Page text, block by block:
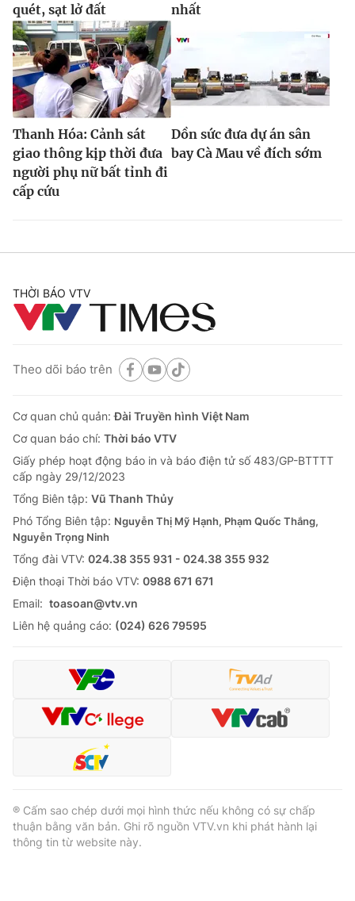
quét, sạt lở đất
nhất
Thanh Hóa: Cảnh sát
giao thông kịp thời đưa
người phụ nữ bất tỉnh đi
cấp cứu
Dồn sức đưa dự án sân
bay Cà Mau về đích sớm
THỜI BÁO VTV
Theo dõi báo trên
Cơ quan chủ quản:Đài Truyền hình Việt Nam
Cơ quan báo chí: Thời báo VTV
Giấy phép hoạt động báo in và báo điện tử số 483/GP-BTTTT
cấp ngày 29/12/2023
Tổng Biên tập: Vũ Thanh Thủy
Phó Tổng Biên tập: Nguyễn Thị Mỹ Hạnh, Phạm Quốc Thắng,
Nguyễn Trọng Ninh
Tổng đài VTV: 024.38 355 931 - 024.38 355 932
Ðiện thoại Thời báo VTV: 0988 671 671
Email: toasoan@vtv.vn
Liên hệ quảng cáo: (024) 626 79595
® Cấm sao chép dưới mọi hình thức nếu không có sự chấp
thuận bằng văn bản. Ghi rõ nguồn VTV.vn khi phát hành lại
thông tin từ website này.